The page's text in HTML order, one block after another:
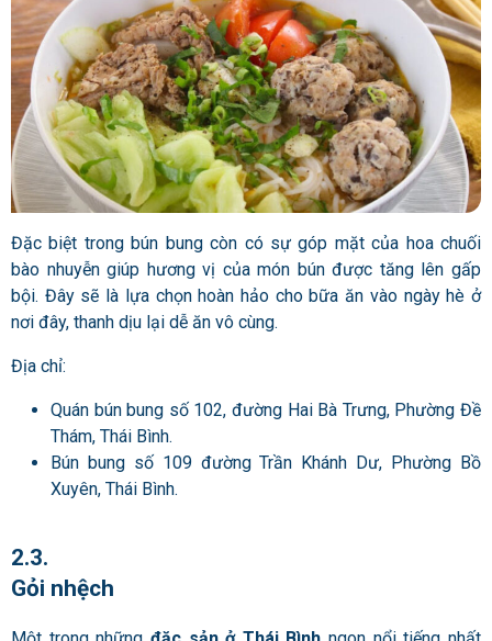
Đặc biệt trong bún bung còn có sự góp mặt của hoa chuối
bào nhuyễn giúp hương vị của món bún được tăng lên gấp
bội. Đây sẽ là lựa chọn hoàn hảo cho bữa ăn vào ngày hè ở
nơi đây, thanh dịu lại dễ ăn vô cùng.
Địa chỉ:
Quán bún bung số 102, đường Hai Bà Trưng, Phường Đề
Thám, Thái Bình.
Bún bung số 109 đường Trần Khánh Dư, Phường Bồ
Xuyên, Thái Bình.
2.3.
Gỏi nhệch